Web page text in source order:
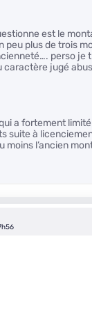
est le
peu plus de trois
perso je
caractère jugé
a fortement
suite à
moins l’ancien